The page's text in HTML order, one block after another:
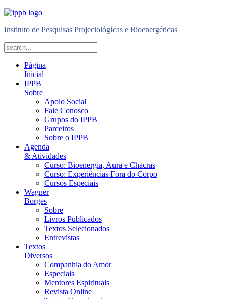
Instituto de Pesquisas Projeciológicas e Bioenergéticas
Página
Inicial
IPPB
Sobre
Apoio Social
Fale Conosco
Grupos do IPPB
Parceiros
Sobre o IPPB
Agenda
& Atividades
Curso: Bioenergia, Aura e Chacras
Curso: Experiências Fora do Corpo
Cursos Especiais
Wagner
Borges
Sobre
Livros Publicados
Textos Selecionados
Entrevistas
Textos
Diversos
Companhia do Amor
Especiais
Mentores Espirituais
Revista Online